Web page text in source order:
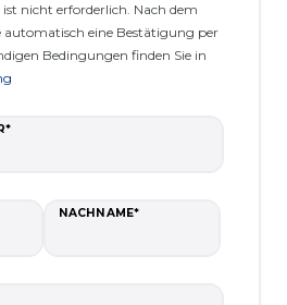
nicht erforderlich. Nach dem
automatisch eine Bestätigung per
Bedingungen finden Sie in
NACHNAME*